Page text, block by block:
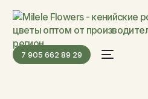
7 905 662 89 29